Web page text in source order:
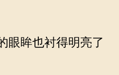
眼眸也衬得明亮了